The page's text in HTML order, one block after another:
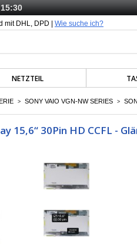
DHL, DPD | Wie suche ich?
NETZTEIL
> SONY VAIO VGN-NW SERIES >
15,6“ 30Pin HD CCFL -